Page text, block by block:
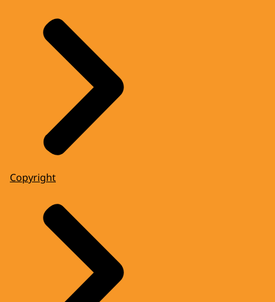
Copyright